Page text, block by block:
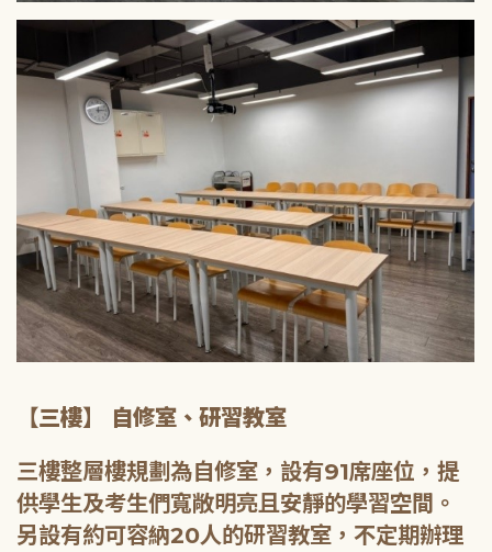
【三樓】 自修室、研習教室
三樓整層樓規劃為自修室，設有91席座位，提
供學生及考生們寬敞明亮且安靜的學習空間。
另設有約可容納20人的研習教室，不定期辦理